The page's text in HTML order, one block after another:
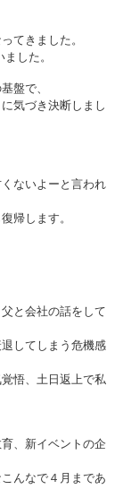
てきました。
した。
盤で、
気づき決断しまし
ないよーと言われ
帰します。
と会社の話をして
してしまう危機感
悟、土日返上で私
、新イベントの企
んなで４月まであ